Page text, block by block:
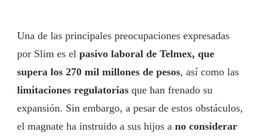
Una de las principales preocupaciones expresadas
por Slim es el pasivo laboral de Telmex, que
supera los 270 mil millones de pesos, así como las
limitaciones regulatorias que han frenado su
expansión. Sin embargo, a pesar de estos obstáculos,
el magnate ha instruido a sus hijos a no considerar